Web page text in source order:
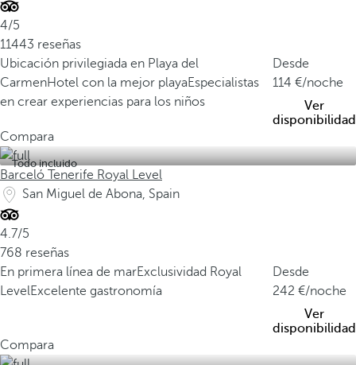
4/5
11443 reseñas
Ubicación privilegiada en Playa del
CarmenHotel con la mejor playaEspecialistas
en crear experiencias para los niños
Desde
114
/noche
Ver
disponibilidad
Compara
Todo incluido
Barceló Tenerife Royal Level
San Miguel de Abona, Spain
4.7/5
768 reseñas
En primera línea de marExclusividad Royal
LevelExcelente gastronomía
Desde
242
/noche
Ver
disponibilidad
Compara